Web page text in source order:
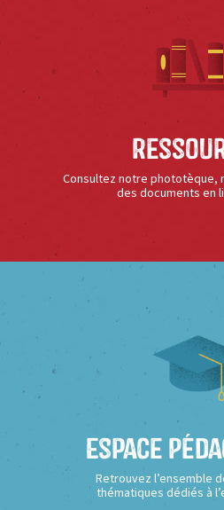
Consultez notre phototèque,
des documents en
Espace
Retrouvez l’ensemble
thématiques dédiés à